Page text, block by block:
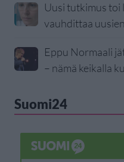
Uusi tutkimus toi
vauhdittaa
Eppu Normaali
– nämä keikalla
Suomi24